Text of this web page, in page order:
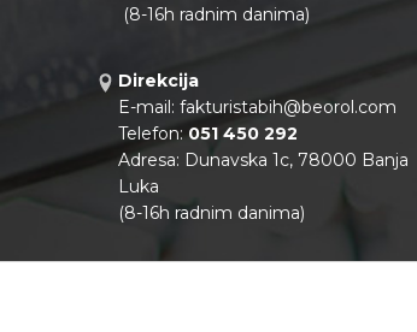
(8-16h radnim danima)
Direkcija
E-mail: fakturistabih@beorol.com
Telefon: 051 450 292
Adresa: Dunavska 1c, 78000 Banja
Luka
(8-16h radnim danima)